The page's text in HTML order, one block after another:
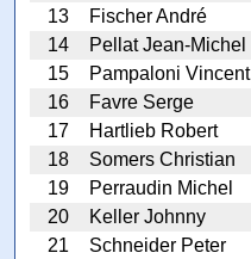
13
Fischer André
14
Pellat Jean-Michel
15
Pampaloni Vincent
16
Favre Serge
17
Hartlieb Robert
18
Somers Christian
19
Perraudin Michel
20
Keller Johnny
21
Schneider Peter